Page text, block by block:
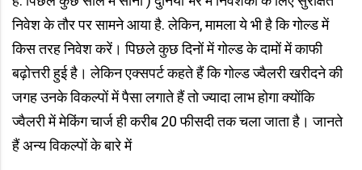
निवेश के तौर पर सामने आया है. लेकिन, मामला ये भी है कि गोल्ड में
किस तरह निवेश करें। पिछले कुछ दिनों में गोल्ड के दामों में काफी
बढ़ोत्तरी हुई है। लेकिन एक्सपर्ट कहते हैं कि गोल्ड ज्वैलरी खरीदने की
जगह उनके विकल्पों में पैसा लगाते हैं तो ज्यादा लाभ होगा क्योंकि
ज्वैलरी में मेकिंग चार्ज ही करीब 20 फीसदी तक चला जाता है। जानते
हैं अन्य विकल्पों के बारे में